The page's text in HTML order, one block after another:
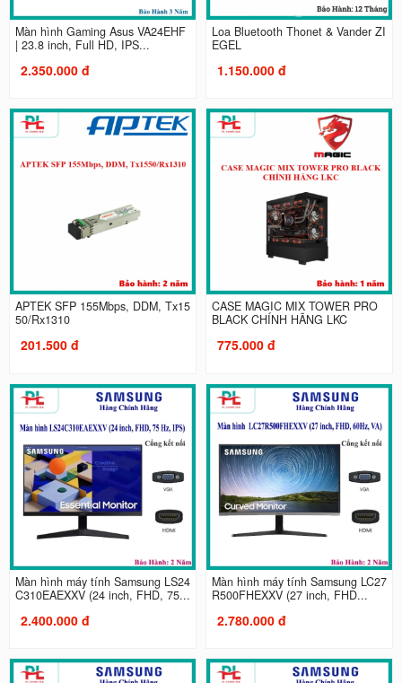
Màn hình Gaming Asus VA24EHF
| 23.8 inch, Full HD, IPS...
2.350.000 đ
Loa Bluetooth Thonet & Vander ZI
EGEL
1.150.000 đ
APTEK SFP 155Mbps, DDM, Tx15
50/Rx1310
201.500 đ
CASE MAGIC MIX TOWER PRO
BLACK CHÍNH HÃNG LKC
775.000 đ
Màn hình máy tính Samsung LS24
C310EAEXXV (24 inch, FHD, 75...
2.400.000 đ
Màn hình máy tính Samsung LC27
R500FHEXXV (27 inch, FHD...
2.780.000 đ